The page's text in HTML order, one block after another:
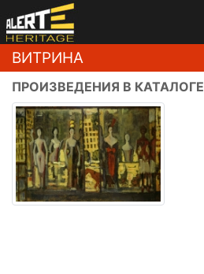
ВИТРИНА
ПРОИЗВЕДЕНИЯ В КАТАЛОГЕ